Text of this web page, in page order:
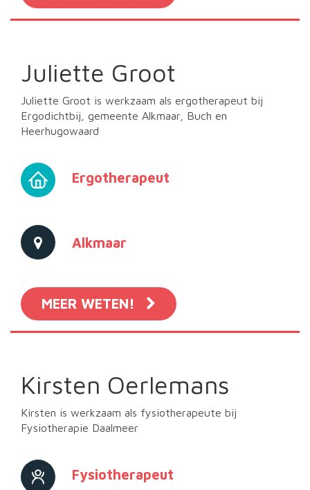
Juliette Groot
Juliette Groot is werkzaam als ergotherapeut bij
Ergodichtbij, gemeente Alkmaar, Buch en
Heerhugowaard
Ergotherapeut
Alkmaar
MEER WETEN!
Kirsten Oerlemans
Kirsten is werkzaam als fysiotherapeute bij
Fysiotherapie Daalmeer
Fysiotherapeut